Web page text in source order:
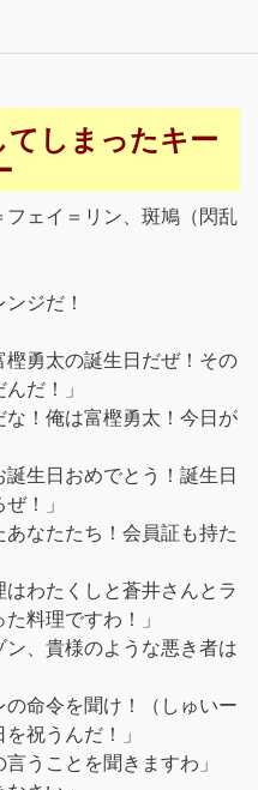
しまったキー
ェイ＝リン、斑鳩（閃乱
ジだ！
勇太の誕生日だぜ！その
だ！」
！俺は富樫勇太！今日が
生日おめでとう！誕生日
！」
なたたち！会員証も持た
わたくしと蒼井さんとラ
料理ですわ！」
、貴様のような悪き者は
命令を聞け！（しゅいー
祝うんだ！」
うことを聞きますわ」